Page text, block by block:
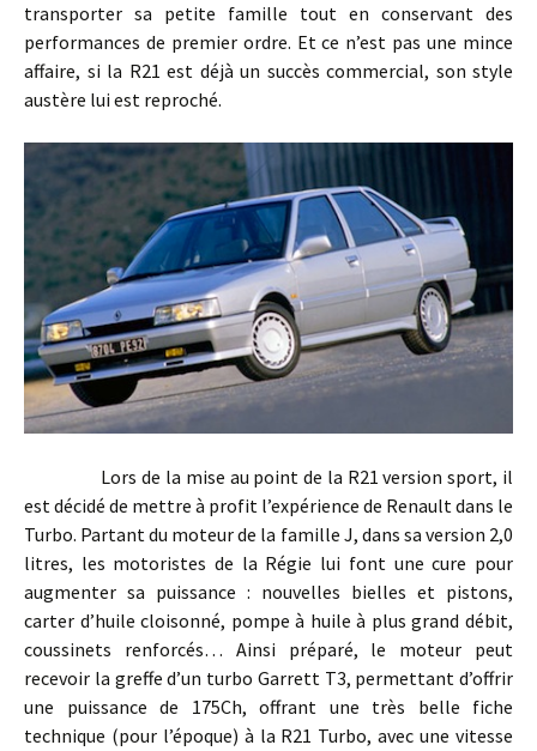
transporter sa petite famille tout en conservant des
performances de premier ordre. Et ce n’est pas une mince
affaire, si la R21 est déjà un succès commercial, son style
austère lui est reproché.
Lors de la mise au point de la R21 version sport, il
est décidé de mettre à profit l’expérience de Renault dans le
Turbo. Partant du moteur de la famille J, dans sa version 2,0
litres, les motoristes de la Régie lui font une cure pour
augmenter sa puissance : nouvelles bielles et pistons,
carter d’huile cloisonné, pompe à huile à plus grand débit,
coussinets renforcés… Ainsi préparé, le moteur peut
recevoir la greffe d’un turbo Garrett T3, permettant d’offrir
une puissance de 175Ch, offrant une très belle fiche
technique (pour l’époque) à la R21 Turbo, avec une vitesse